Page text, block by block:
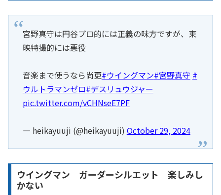
宮野真守は円谷プロ的には正義の味方ですが、東
映特撮的には悪役
音楽まで使うなら尚更#ウイングマン#宮野真守 #
ウルトラマンゼロ#デスリュウジャー
pic.twitter.com/vCHNseE7PF
— heikayuuji (@heikayuuji) October 29, 2024
ウイングマン ガーダーシルエット 楽しみし
かない